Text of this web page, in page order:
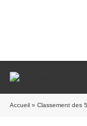
Accueil » Classement des 5